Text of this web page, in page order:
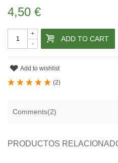
4,50 €
-
+
ADD TO CART
Add to wishlist
(2)
Comments(2)
PRODUCTOS